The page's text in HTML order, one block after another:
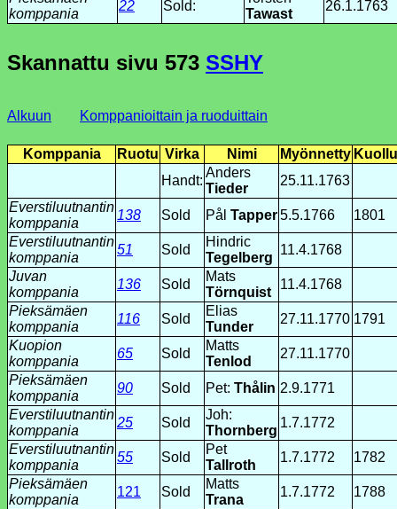
komppania
22 Sold:
Tawast
26.1.1763
Skannattu sivu 573 SSHY
Alkuun Komppanioittain ja ruoduittain
Komppania Ruotu Virka Nimi Myönnetty
Handt:
Anders
Tieder
25.11.1763
Everstiluutnantin
komppania
138 Sold Pål Tapper5.5.1766
1801
Everstiluutnantin
komppania
51 Sold
Hindric
Tegelberg
11.4.1768
Juvan
komppania
136 Sold
Mats
Törnquist
11.4.1768
Pieksämäen
komppania
116 Sold
Elias
Tunder
27.11.1770 1791
Kuopion
komppania
65 Sold
Matts
Tenlod
27.11.1770
Pieksämäen
komppania
90 Sold Pet: Thålin 2.9.1771
Everstiluutnantin
komppania
25 Sold
Joh:
Thornberg
1.7.1772
Everstiluutnantin
komppania
55 Sold
Pet
Tallroth
1.7.1772
1782
Pieksämäen
komppania
121 Sold
Matts
Trana
1.7.1772
1788